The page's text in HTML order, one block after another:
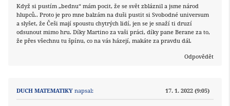
Když si pustím „bednu“ mám pocit, že se svět zbláznil a jsme národ
hlupců.. Proto je pro mne balzám na duši pustit si Svobodné universum
a slyšet, že Češi mají spoustu chytrých lidí, jen se je snaží ti druzí
odsunout mimo hru. Díky Martino za vaši práci, díky pane Berane za to,
že přes všechnu tu špínu, co na vás házejí, makáte za pravdu dál.
Odpovědět
DUCH MATEMATIKY napsal: 17. 1. 2022 (9:05)